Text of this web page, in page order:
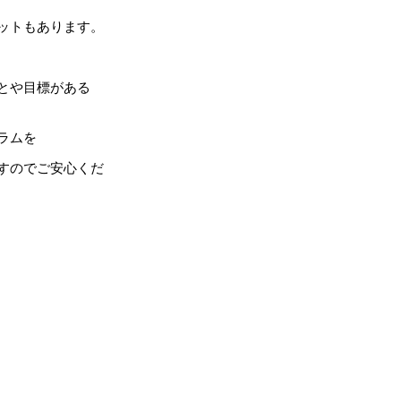
もあります。
や目標がある
ムを
のでご安心くだ